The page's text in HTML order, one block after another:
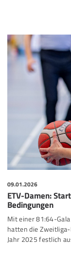
09.01.2026
ETV-Damen:
Bedingungen
Mit einer 81:64-
hatten die
Jahr 2025 festlich